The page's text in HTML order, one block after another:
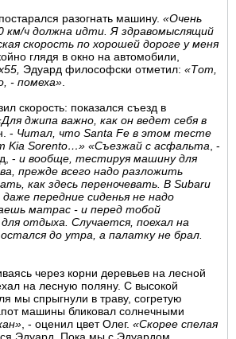
разогнать машину. «Очень
км/ч должна идти. Я здравомыслящий
скорость по хорошей дороге у меня
глядя в окно на автомобили,
Эдуард философски отметил: «Тот,
- помеха»
скорость: показался съезд в
джипа важно, как он ведет себя в
- Читал, что Santa Fe в этом тесте
Kia Sorento…» «Съезжай с асфальта , -
- и вообще, тестируя машину для
прежде всего надо разложить
как здесь переночевать. В Subaru
передние сиденья не надо
матрас - и перед тобой
отдыха. Случается, поехал на
до утра, а палатку не брал.
через корни деревьев на лесной
на лесную поляну. С высокой
мы спрыгнули в траву, согретую
машины бликовал солнечными
, - оценил цвет Олег. «Скорее спелая